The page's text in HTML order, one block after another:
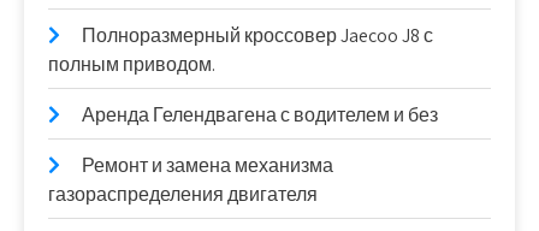
Полноразмерный кроссовер Jaecoo J8 с
полным приводом.
Аренда Гелендвагена с водителем и без
Ремонт и замена механизма
газораспределения двигателя